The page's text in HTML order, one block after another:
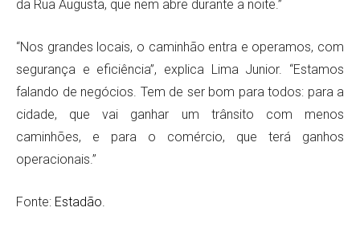
da Rua Augusta, que nem abre durante a noite.”
“Nos grandes locais, o caminhão entra e operamos, com
segurança e eficiência”, explica Lima Junior. “Estamos
falando de negócios. Tem de ser bom para todos: para a
cidade, que vai ganhar um trânsito com menos
caminhões, e para o comércio, que terá ganhos
operacionais.”
Fonte: Estadão.